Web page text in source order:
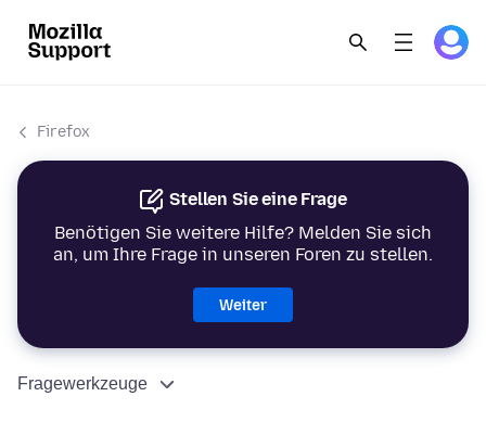
Firefox
Stellen Sie eine Frage
Benötigen Sie weitere Hilfe? Melden Sie sich
an, um Ihre Frage in unseren Foren zu stellen.
Weiter
Fragewerkzeuge